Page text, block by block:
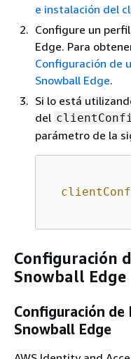
e instalación del
Configure un
Edge. Para
Configuración de
Snowball Edge.
Si lo está
del
parámetro de la
Configuración
Snowball Edge
Configuración de
Snowball Edge